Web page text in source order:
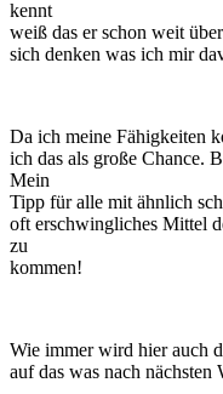
kennt
weiß das er schon weit
sich denken was ich mir
Da ich meine Fähigkeiten
ich das als große Chance.
Mein
Tipp für alle mit ähnlich
oft erschwingliches Mittel
zu
kommen!
Wie immer wird hier auch
auf das was nach nächsten